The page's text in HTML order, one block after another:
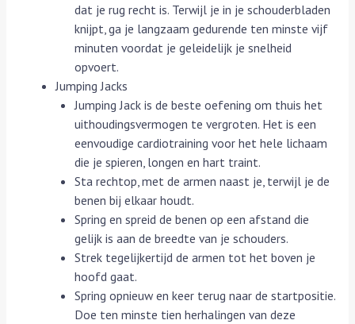
dat je rug recht is. Terwijl je in je schouderbladen
knijpt, ga je langzaam gedurende ten minste vijf
minuten voordat je geleidelijk je snelheid
opvoert.
Jumping Jacks
Jumping Jack is de beste oefening om thuis het
uithoudingsvermogen te vergroten. Het is een
eenvoudige cardiotraining voor het hele lichaam
die je spieren, longen en hart traint.
Sta rechtop, met de armen naast je, terwijl je de
benen bij elkaar houdt.
Spring en spreid de benen op een afstand die
gelijk is aan de breedte van je schouders.
Strek tegelijkertijd de armen tot het boven je
hoofd gaat.
Spring opnieuw en keer terug naar de startpositie.
Doe ten minste tien herhalingen van deze